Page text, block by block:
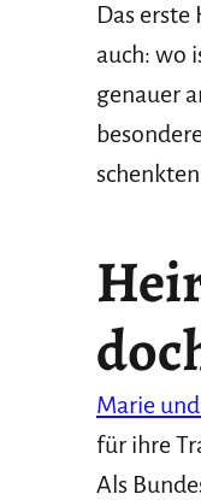
Das
auch: wo
genauer
Marie und
für ihre
Als